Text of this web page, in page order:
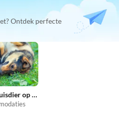
Ontdek perfecte
Met je huisdier op vakantie